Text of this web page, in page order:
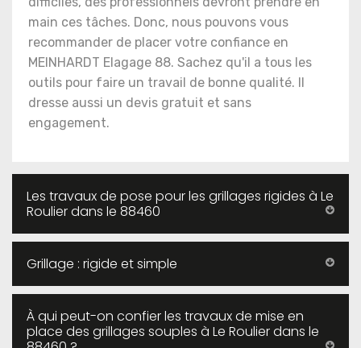
main ces tâches. Donc, nous pouvons vous
recommander de placer votre confiance en
MEINHARDT Elagage 88. Sachez qu'il a tous les
outils pour faire un travail de bonne qualité. Il
dresse aussi un devis gratuit et sans
engagement.
Les travaux de pose pour les grillages rigides à Le
Roulier dans le 88460
Grillage : rigide et simple
À qui peut-on confier les travaux de mise en
place des grillages souples à Le Roulier dans le